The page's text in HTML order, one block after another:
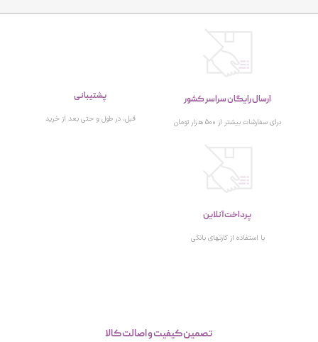
ارسال رایگان سراسر کشور
برای سفارشات بیشتر از 500 هزار تومان
پشتیبانی
قبل، در طول و حتی بعد از خرید
پرداخت آنلاین
با استفاده از کارتهای بانکی
تصمین کیفیت و اصالت کالا